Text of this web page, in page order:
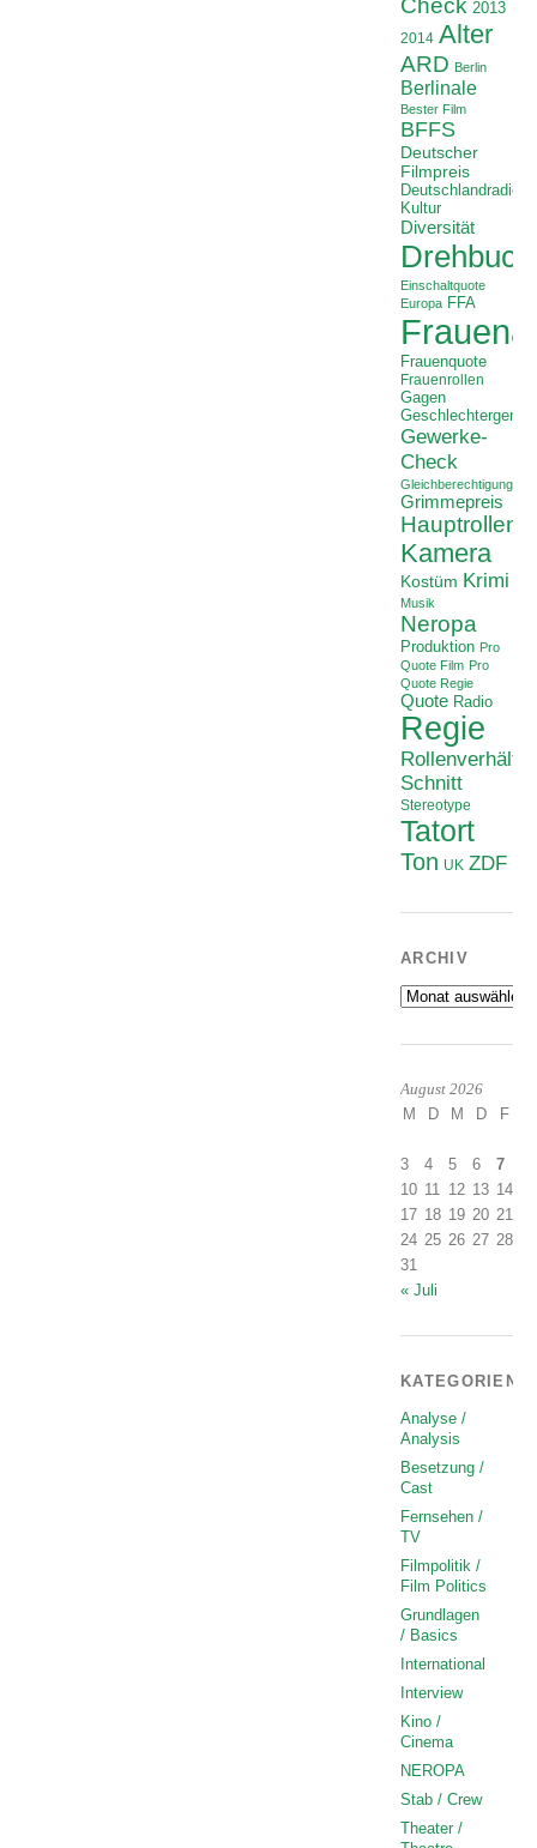
Check 2013
2014 Alter
ARD Berlin
Berlinale
Bester Film
BFFS
Deutscher
Filmpreis
Deutschlandradio
Kultur
Diversität
Drehbuch
Einschaltquote
Europa FFA
Frauenquote
Frauenrollen
Gagen
Gewerke-
Check
Gleichberechtigung
Grimmepreis
Hauptrollen
Kamera
Kostüm Krimi
Musik
Neropa
Produktion Pro
Quote Film Pro
Quote Regie
Quote Radio
Regie
Schnitt
Stereotype
Tatort
Ton UK ZDF
ARCHIV
Archiv
August 2026
M D M D F
3
4 5 6 7
10 11 12 13 14
17 18 19 20 21
24 25 26 27 28
31
« Juli
KATEGORIEN
Analyse /
Analysis
Besetzung /
Cast
Fernsehen /
TV
Filmpolitik /
Film Politics
Grundlagen
/ Basics
International
Interview
Kino /
Cinema
NEROPA
Stab / Crew
Theater /